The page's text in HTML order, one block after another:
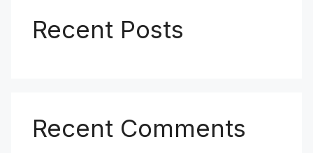
Recent Posts
Recent Comments